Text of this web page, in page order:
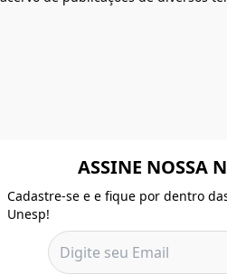
ASSINE NOSSA
Cadastre-se e e fique por dentro
Unesp!